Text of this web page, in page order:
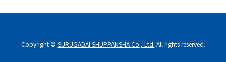
Copyright © SURUGADAI SHUPPANSHA Co., Ltd. All rights reserved.